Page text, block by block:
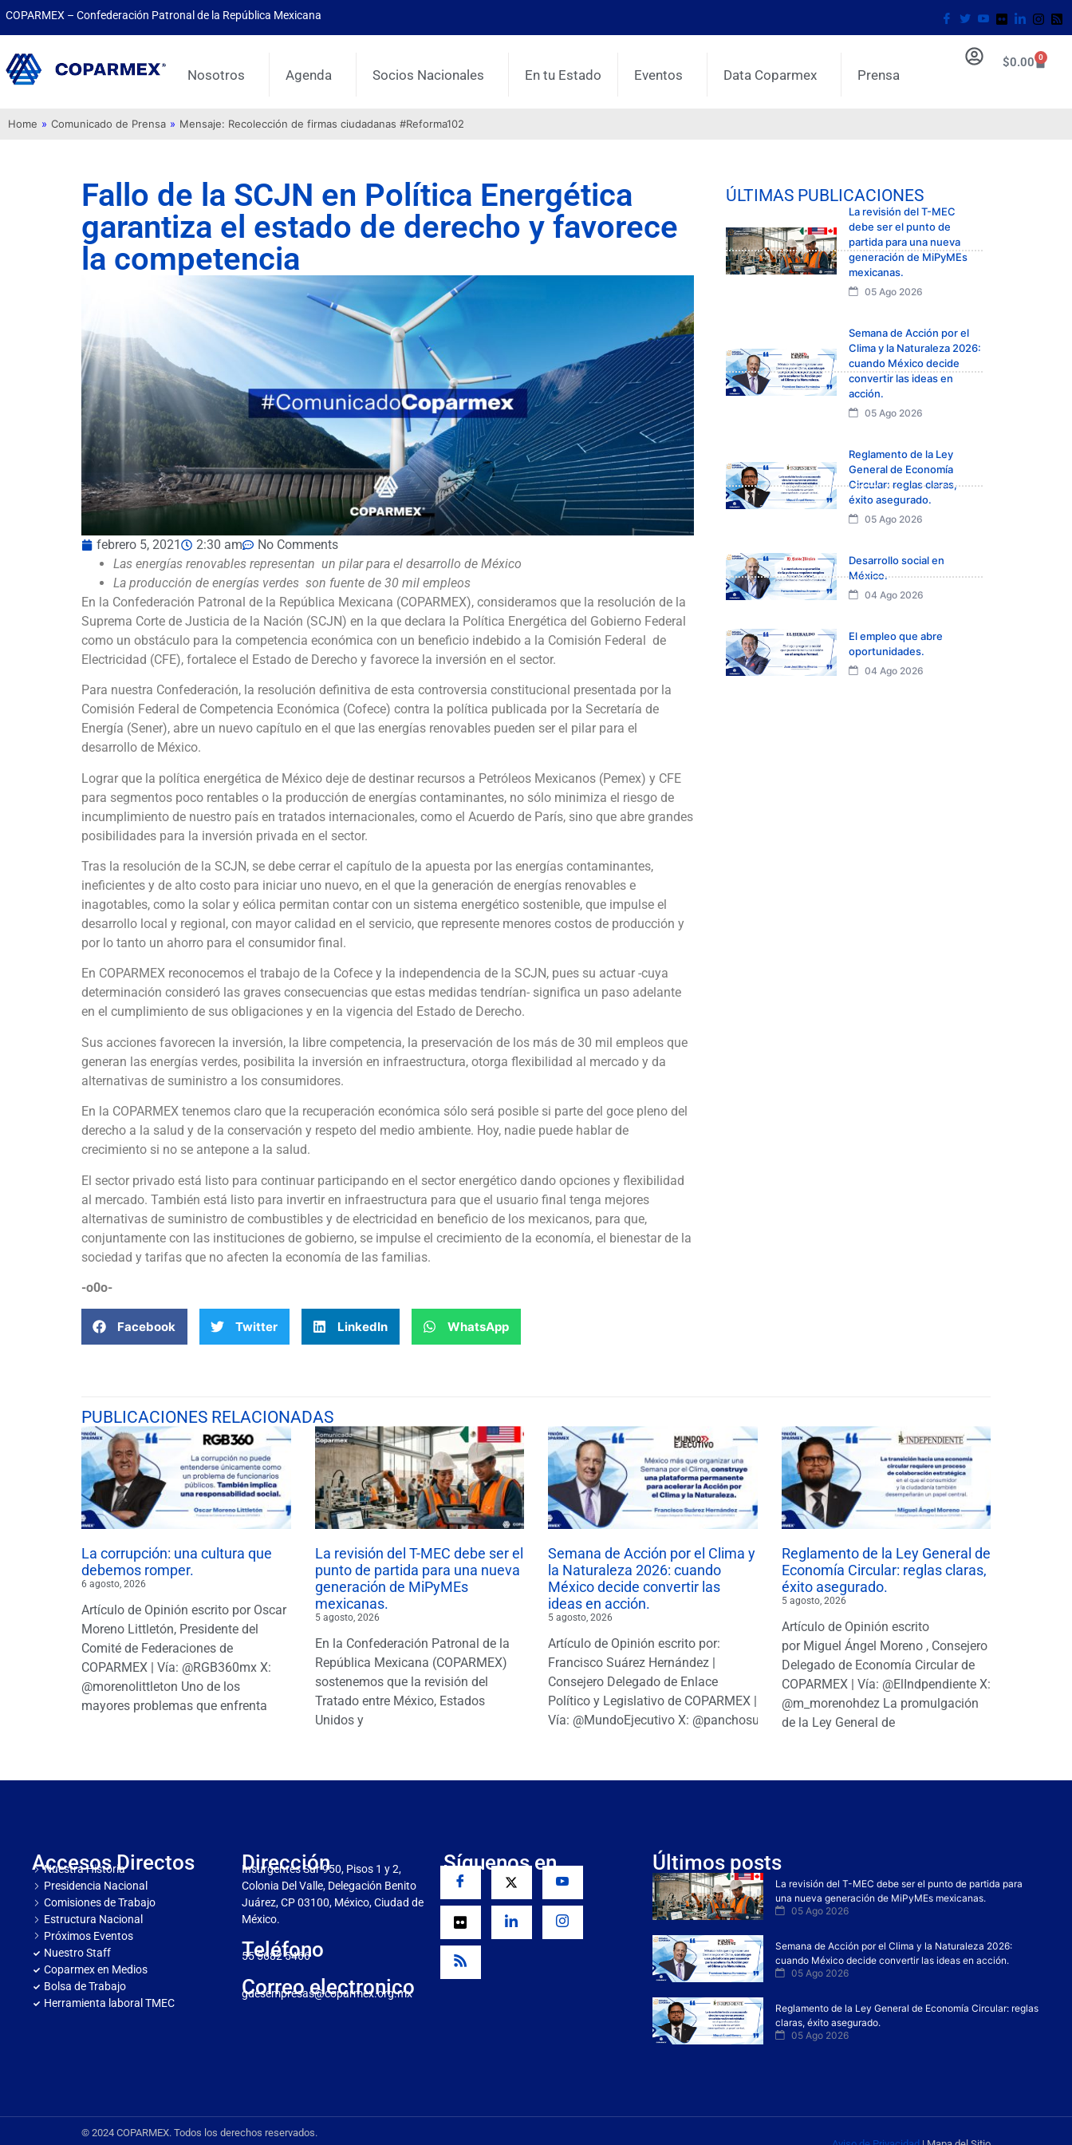
COPARMEX – Confederación Patronal de la República Mexicana
Nosotros Agenda Socios Nacionales En tu Estado Eventos Data Coparmex Prensa
$0.00 0
Home » Comunicado de Prensa » Mensaje: Recolección de firmas ciudadanas #Reforma102
Fallo de la SCJN en Política Energética
garantiza el estado de derecho y favorece
la competencia
febrero 5, 2021 2:30 am
No Comments
Las energías renovables representan un pilar para el desarrollo de México
La producción de energías verdes son fuente de 30 mil empleos
En la Confederación Patronal de la República Mexicana (COPARMEX), consideramos que la resolución de la
Suprema Corte de Justicia de la Nación (SCJN) en la que declara la Política Energética del Gobierno Federal
como un obstáculo para la competencia económica con un beneficio indebido a la Comisión Federal de
Electricidad (CFE), fortalece el Estado de Derecho y favorece la inversión en el sector.
Para nuestra Confederación, la resolución definitiva de esta controversia constitucional presentada por la
Comisión Federal de Competencia Económica (Cofece) contra la política publicada por la Secretaría de
Energía (Sener), abre un nuevo capítulo en el que las energías renovables pueden ser el pilar para el
desarrollo de México.
Lograr que la política energética de México deje de destinar recursos a Petróleos Mexicanos (Pemex) y CFE
para segmentos poco rentables o la producción de energías contaminantes, no sólo minimiza el riesgo de
incumplimiento de nuestro país en tratados internacionales, como el Acuerdo de París, sino que abre grandes
posibilidades para la inversión privada en el sector.
Tras la resolución de la SCJN, se debe cerrar el capítulo de la apuesta por las energías contaminantes,
ineficientes y de alto costo para iniciar uno nuevo, en el que la generación de energías renovables e
inagotables, como la solar y eólica permitan contar con un sistema energético sostenible, que impulse el
desarrollo local y regional, con mayor calidad en el servicio, que represente menores costos de producción y
por lo tanto un ahorro para el consumidor final.
En COPARMEX reconocemos el trabajo de la Cofece y la independencia de la SCJN, pues su actuar -cuya
determinación consideró las graves consecuencias que estas medidas tendrían- significa un paso adelante
en el cumplimiento de sus obligaciones y en la vigencia del Estado de Derecho.
Sus acciones favorecen la inversión, la libre competencia, la preservación de los más de 30 mil empleos que
generan las energías verdes, posibilita la inversión en infraestructura, otorga flexibilidad al mercado y da
alternativas de suministro a los consumidores.
En la COPARMEX tenemos claro que la recuperación económica sólo será posible si parte del goce pleno del
derecho a la salud y de la conservación y respeto del medio ambiente. Hoy, nadie puede hablar de
crecimiento si no se antepone a la salud.
El sector privado está listo para continuar participando en el sector energético dando opciones y flexibilidad
al mercado. También está listo para invertir en infraestructura para que el usuario final tenga mejores
alternativas de suministro de combustibles y de electricidad en beneficio de los mexicanos, para que,
conjuntamente con las instituciones de gobierno, se impulse el crecimiento de la economía, el bienestar de la
sociedad y tarifas que no afecten la economía de las familias.
-o0o-
Facebook Twitter LinkedIn WhatsApp
ÚLTIMAS PUBLICACIONES
La revisión del T-MEC
debe ser el punto de
partida para una nueva
generación de MiPyMEs
mexicanas.
05 Ago 2026
Semana de Acción por el
Clima y la Naturaleza 2026:
cuando México decide
convertir las ideas en
acción.
05 Ago 2026
Reglamento de la Ley
General de Economía
Circular: reglas claras,
éxito asegurado.
05 Ago 2026
Desarrollo social en
México.
04 Ago 2026
El empleo que abre
oportunidades.
04 Ago 2026
PUBLICACIONES RELACIONADAS
La corrupción: una cultura que
debemos romper.
6 agosto, 2026
Artículo de Opinión escrito por Oscar
Moreno Littletón, Presidente del
Comité de Federaciones de
COPARMEX | Vía: @RGB360mx X:
@morenolittleton Uno de los
mayores problemas que enfrenta
La revisión del T-MEC debe ser el
punto de partida para una nueva
generación de MiPyMEs
mexicanas.
5 agosto, 2026
En la Confederación Patronal de la
República Mexicana (COPARMEX)
sostenemos que la revisión del
Tratado entre México, Estados
Unidos y
Semana de Acción por el Clima y
la Naturaleza 2026: cuando
México decide convertir las
ideas en acción.
5 agosto, 2026
Artículo de Opinión escrito por:
Francisco Suárez Hernández |
Consejero Delegado de Enlace
Político y Legislativo de COPARMEX |
Vía: @MundoEjecutivo X: @panchosuarezh
Reglamento de la Ley General de
Economía Circular: reglas claras,
éxito asegurado.
5 agosto, 2026
Artículo de Opinión escrito
por Miguel Ángel Moreno , Consejero
Delegado de Economía Circular de
COPARMEX | Vía: @ElIndpendiente X:
@m_morenohdez La promulgación
de la Ley General de
Accesos Directos
Nuestra Historia
Presidencia Nacional
Comisiones de Trabajo
Estructura Nacional
Próximos Eventos
Nuestro Staff
Coparmex en Medios
Bolsa de Trabajo
Herramienta laboral TMEC
Dirección
Insurgentes Sur 950, Pisos 1 y 2,
Colonia Del Valle, Delegación Benito
Juárez, CP 03100, México, Ciudad de
México.
Teléfono
55 5682 5466
Correo electronico
gdesempresas@coparmex.org.mx
Síguenos en Últimos posts
La revisión del T-MEC debe ser el punto de partida para
una nueva generación de MiPyMEs mexicanas.
05 Ago 2026
Semana de Acción por el Clima y la Naturaleza 2026:
cuando México decide convertir las ideas en acción.
05 Ago 2026
Reglamento de la Ley General de Economía Circular: reglas
claras, éxito asegurado.
05 Ago 2026
© 2024 COPARMEX. Todos los derechos reservados.